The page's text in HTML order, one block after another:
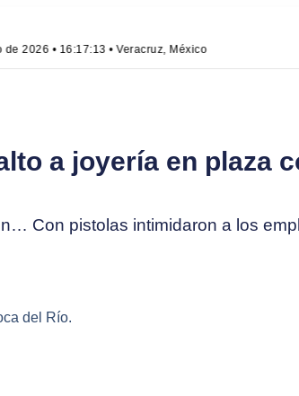
2026 • 16:17:13 • Veracruz, México
a joyería en plaza
Con pistolas intimidaron a los
del Río.